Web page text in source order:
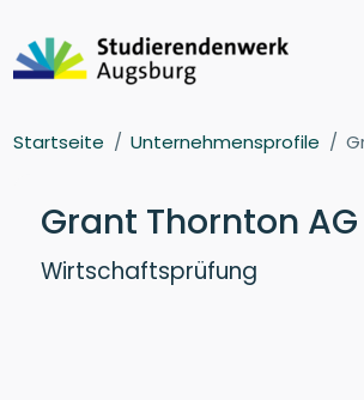
Startseite Unternehmensprofile
Grant Thornton AG
Wirtschaftsprüfung